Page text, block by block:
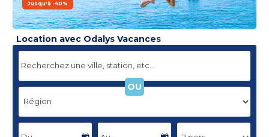
Jusqu'à -40%
Location avec Odalys Vacances
OU